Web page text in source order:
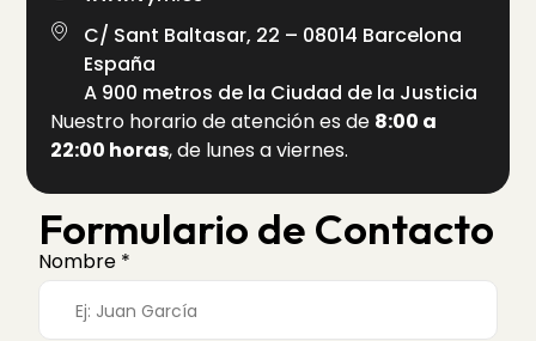
C/ Sant Baltasar, 22 – 08014 Barcelona
España
A 900 metros de la Ciudad de la Justicia
Nuestro horario de atención es de 8:00 a
22:00 horas, de lunes a viernes.
Formulario de Contacto
Nombre *